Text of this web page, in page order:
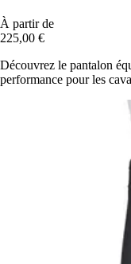
À partir de
225,00 €
Découvrez le pantalon
performance pour les